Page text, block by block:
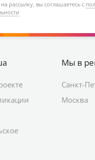
рассылку, вы соглашаетесь с
Мы в
Санкт-
Москва